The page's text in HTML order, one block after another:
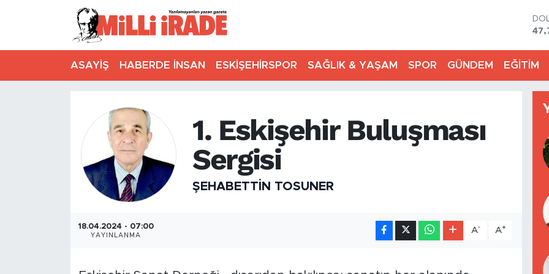
ASAYİŞ HABERDE İNSAN ESKİŞEHİRSPOR SAĞLIK & YAŞAM SPOR GÜNDEM EĞİTİM
1. Eskişehir Buluşması
Sergisi
ŞEHABETTIN TOSUNER
18.04.2024 - 07:00
YAYINLANMA
A- A+